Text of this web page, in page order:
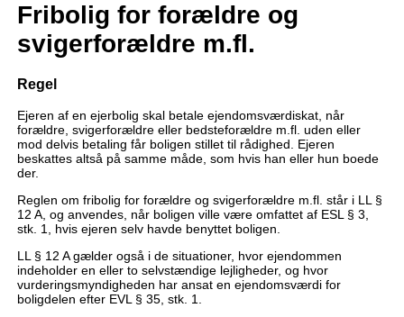
Fribolig for forældre og
svigerforældre m.fl.
Regel
Ejeren af en ejerbolig skal betale ejendomsværdiskat, når
forældre, svigerforældre eller bedsteforældre m.fl. uden eller
mod delvis betaling får boligen stillet til rådighed. Ejeren
beskattes altså på samme måde, som hvis han eller hun boede
der.
Reglen om fribolig for forældre og svigerforældre m.fl. står i LL §
12 A, og anvendes, når boligen ville være omfattet af ESL § 3,
stk. 1, hvis ejeren selv havde benyttet boligen.
LL § 12 A gælder også i de situationer, hvor ejendommen
indeholder en eller to selvstændige lejligheder, og hvor
vurderingsmyndigheden har ansat en ejendomsværdi for
boligdelen efter EVL § 35, stk. 1.